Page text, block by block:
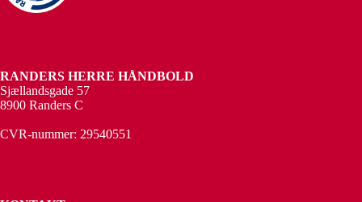
RANDERS HERRE HÅNDBOLD
Sjællandsgade 57
8900 Randers C
CVR-nummer: 29540551